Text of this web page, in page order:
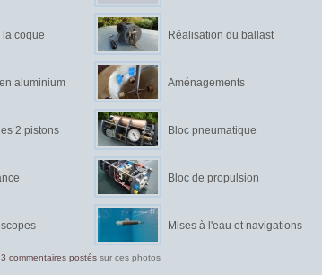
la coque Réalisation du ballast
aluminium Aménagements
2 pistons Bloc pneumatique
Bloc de propulsion
Mises à l'eau et navigations
3 commentaires postés sur ces photos